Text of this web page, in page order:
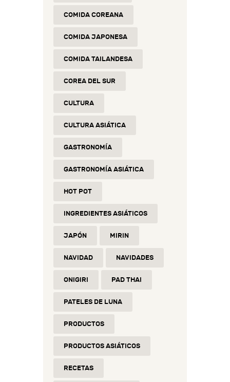
COMIDA COREANA
COMIDA JAPONESA
COMIDA TAILANDESA
COREA DEL SUR
CULTURA
CULTURA ASIÁTICA
GASTRONOMÍA
GASTRONOMÍA ASIÁTICA
HOT POT
INGREDIENTES ASIÁTICOS
JAPÓN MIRIN
NAVIDAD NAVIDADES
ONIGIRI PAD THAI
PATELES DE LUNA
PRODUCTOS
PRODUCTOS ASIÁTICOS
RECETAS